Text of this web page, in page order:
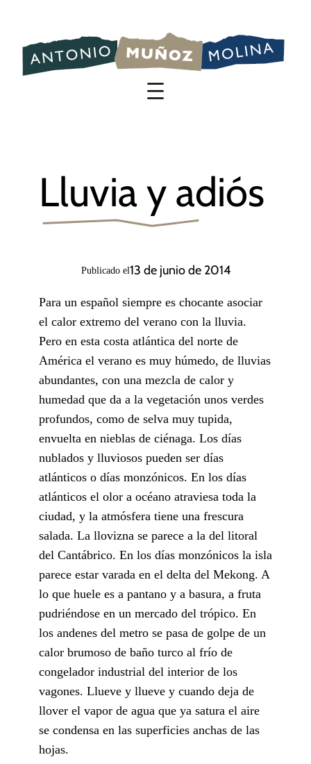
contenido
Lluvia y adiós
Publicado el13 de junio de 2014
Para un español siempre es chocante asociar
el calor extremo del verano con la lluvia.
Pero en esta costa atlántica del norte de
América el verano es muy húmedo, de lluvias
abundantes, con una mezcla de calor y
humedad que da a la vegetación unos verdes
profundos, como de selva muy tupida,
envuelta en nieblas de ciénaga. Los días
nublados y lluviosos pueden ser días
atlánticos o días monzónicos. En los días
atlánticos el olor a océano atraviesa toda la
ciudad, y la atmósfera tiene una frescura
salada. La llovizna se parece a la del litoral
del Cantábrico. En los días monzónicos la isla
parece estar varada en el delta del Mekong. A
lo que huele es a pantano y a basura, a fruta
pudriéndose en un mercado del trópico. En
los andenes del metro se pasa de golpe de un
calor brumoso de baño turco al frío de
congelador industrial del interior de los
vagones. Llueve y llueve y cuando deja de
llover el vapor de agua que ya satura el aire
se condensa en las superficies anchas de las
hojas.